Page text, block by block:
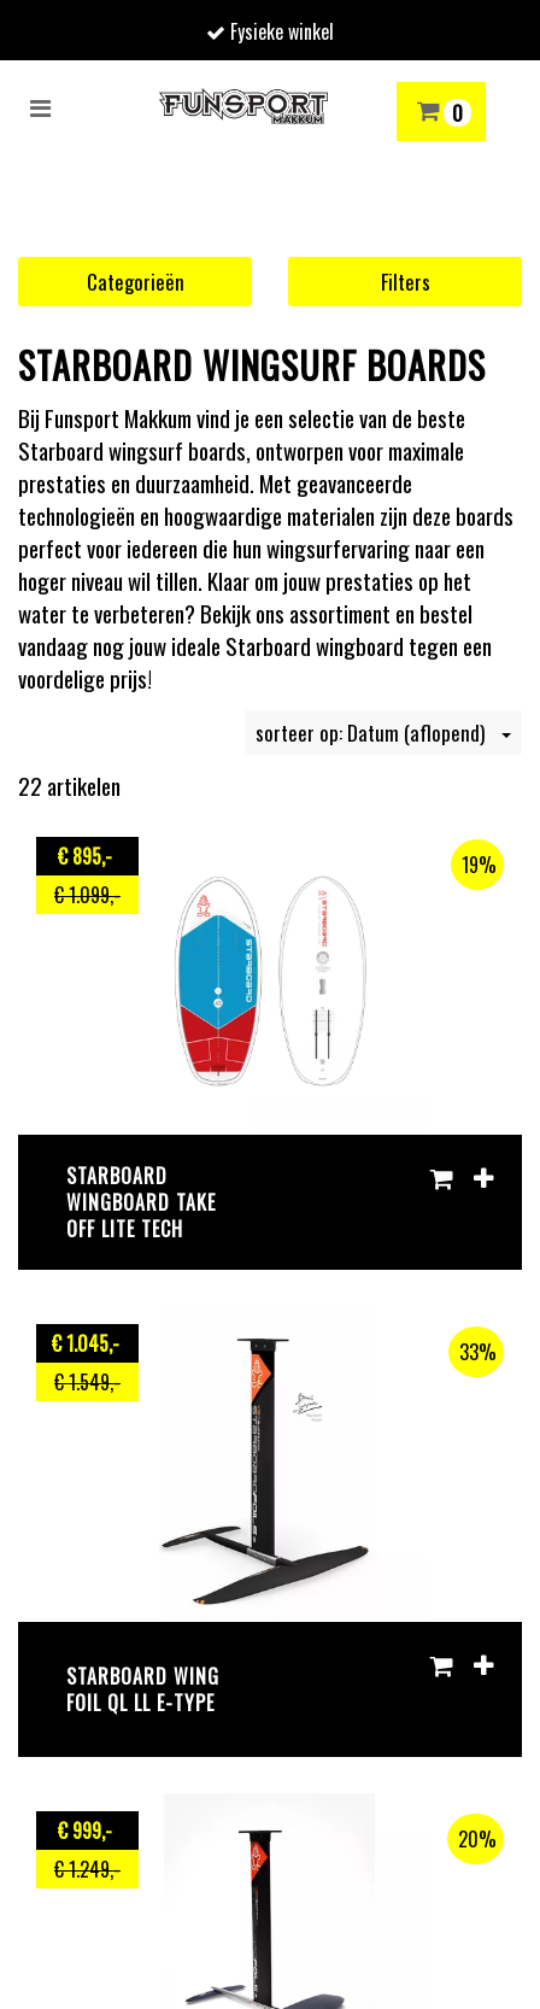
Fysieke winkel
Toggle
0
Uw winkelwagen is leeg.
SKIËN WINTERSPORTSHOP
Categorieën Filters
STARBOARD WINGSURF BOARDS
Bij Funsport Makkum vind je een selectie van de beste
Starboard wingsurf boards, ontworpen voor maximale
prestaties en duurzaamheid. Met geavanceerde
technologieën en hoogwaardige materialen zijn deze boards
perfect voor iedereen die hun wingsurfervaring naar een
hoger niveau wil tillen. Klaar om jouw prestaties op het
water te verbeteren? Bekijk ons assortiment en bestel
vandaag nog jouw ideale Starboard wingboard tegen een
voordelige prijs!
sorteer op: Datum (aflopend)
22 artikelen
€ 895,-
€ 1.099,-
19%
STARBOARD
WINGBOARD TAKE
OFF LITE TECH
€ 1.045,-
€ 1.549,-
33%
STARBOARD WING
FOIL QL LL E-TYPE
€ 999,-
€ 1.249,-
20%